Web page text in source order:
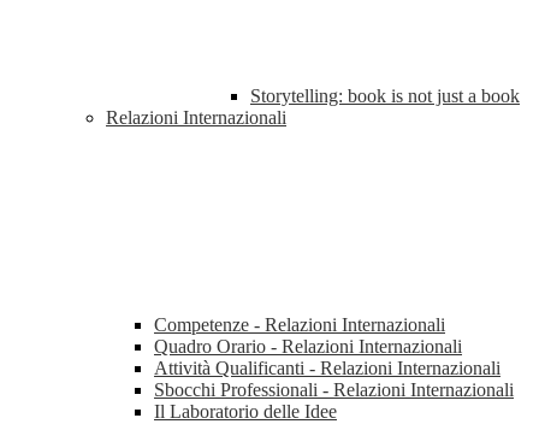
Storytelling: book is not just a book
Relazioni Internazionali
Competenze - Relazioni Internazionali
Quadro Orario - Relazioni Internazionali
Attività Qualificanti - Relazioni Internazionali
Sbocchi Professionali - Relazioni Internazionali
Il Laboratorio delle Idee